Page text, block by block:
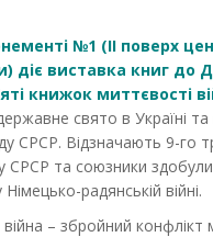
№1 (ІІ поверх
діє виставка книг до
книжок миттєвості
свято в Україні та
СРСР. Відзначають 9-го
СРСР та союзники
радянській війні.
– збройний конфлікт